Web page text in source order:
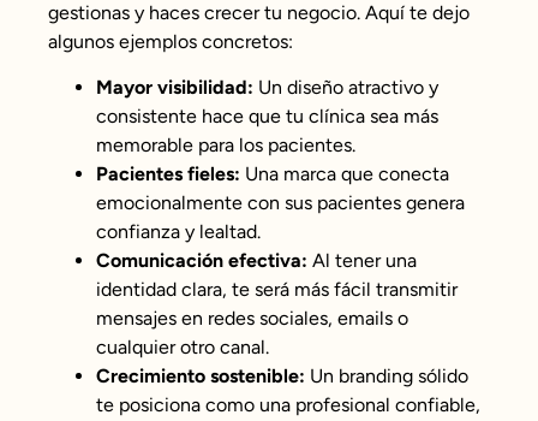
gestionas y haces crecer tu negocio. Aquí te dejo
algunos ejemplos concretos:
Mayor visibilidad: Un diseño atractivo y
consistente hace que tu clínica sea más
memorable para los pacientes.
Pacientes fieles: Una marca que conecta
emocionalmente con sus pacientes genera
confianza y lealtad.
Comunicación efectiva: Al tener una
identidad clara, te será más fácil transmitir
mensajes en redes sociales, emails o
cualquier otro canal.
Crecimiento sostenible: Un branding sólido
te posiciona como una profesional confiable,